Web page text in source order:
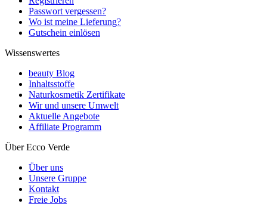
Passwort vergessen?
Wo ist meine Lieferung?
Gutschein einlösen
Wissenswertes
beauty Blog
Inhaltsstoffe
Naturkosmetik Zertifikate
Wir und unsere Umwelt
Aktuelle Angebote
Affiliate Programm
Über Ecco Verde
Über uns
Unsere Gruppe
Kontakt
Freie Jobs